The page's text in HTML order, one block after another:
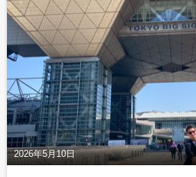
2026年5月10日